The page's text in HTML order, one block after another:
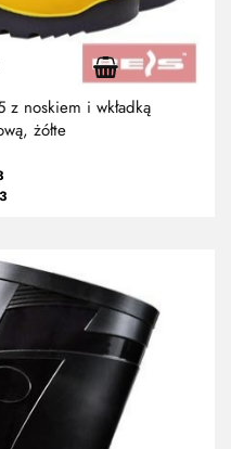
noskiem i wkładką
żółte